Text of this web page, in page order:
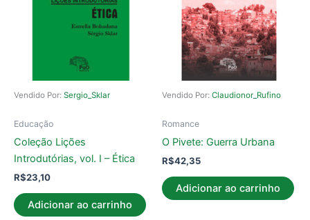
Vendido Por: Sergio_Sklar
Educação
Coleção Lições
Introdutórias, vol. I – Ética
R$23,10
Adicionar ao carrinho
Vendido Por: Claudionor_Rufino
Romance
O Pivete: Guerra Urbana
R$42,35
Adicionar ao carrinho